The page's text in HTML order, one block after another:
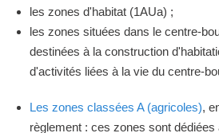
les zones d'habitat (1AUa) ;
les zones situées dans le centre-
destinées à la construction
d'activités liées à la vie du centre-
Les zones classées A (agricoles),
règlement : ces zones sont dédiées